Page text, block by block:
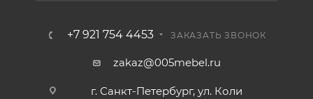
+7 921 754 4453 ЗАКАЗАТЬ ЗВОНОК
zakaz@005mebel.ru
г. Санкт-Петербург, ул. Коли